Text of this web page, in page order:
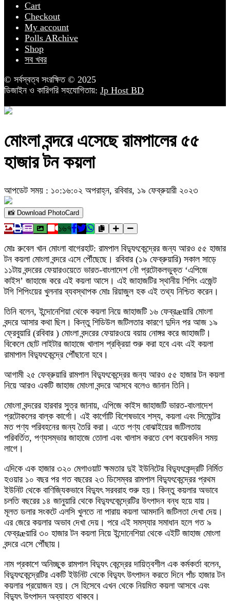
Cart
Checkout
My account
Polls ARchive
Shop
সব খবর
© সর্বস্বত্ব সংরক্ষিত © 2025
ডিজাইন ও কারিগরি সহযোগিতায়: Jp Host BD
মোংলা বন্দরে এসেছে রামপালের ৫৫
হাজার টন কয়লা
আপডেট সময় : ১০:১৬:০২ অপরাহ্ন, রবিবার, ১৯ ফেব্রুয়ারী ২০২৩
📸 Download PhotoCard
১৬৭
মোঃ রুবেল খান মোংলা বাগেরহাট: রামপাল বিদ্যুৎকেন্দ্রের জন্য আরও ৫৫ হাজার
টন কয়লা মোংলা বন্দরে এসে পৌঁছেছে। রবিবার (১৯ ফেব্রুয়ারি) সকাল সাড়ে
১১টায় বন্দরের ফেয়ারওয়েতে ভারত-বাংলাদেশ নৌ প্রটোকলভুক্ত ‘এপিজে
কাইস’ জাহাজে করে এই কয়লা আসে। এই জাহাজটির স্থানীয় শিপিং এজেন্ট
টগি শিপিংয়ের খুলনার ব্যবস্থাপক মোঃ রিয়াজুল হক এই তথ্য নিশ্চিত করেন।
তিনি বলেন, ইন্দোনেশিয়া থেকে কয়লা নিয়ে জাহাজটি ১৬ ফেব্রæয়ারি মোংলা
বন্দরে আসার কথা ছিল। কিন্তু শিডিউল জটিলতার কারণে দুদিন পর আজ ১৯
ফ্রেবুয়ারি (রবিবার ) মোংলা বন্দরের ফেয়ারওয়ে বয়ায় নোঙ্গর করে জাহাজটি।
বিকেলে ছোট লাইটার জাহাজে খালাস প্রক্রিয়া শুরু করা হবে এবং এই কয়লা
রামাপাল বিদ্যুৎকেন্দ্রে পৌঁছানো হবে।
আগামী ২৫ ফেব্রুয়ারি রামপাল বিদ্যুৎকেন্দ্রের জন্য আরও ৫৫ হাজার টন কয়লা
নিয়ে আরও একটি জাহাজ মোংলা বন্দরে আসবে বলেও জানান তিনি।
মোংলা বন্দরের হারবার সুত্র জানায়, এপিজে কাইস জাহাজটি ভারত-বাংলাদেশ
প্রটোকলের বাল্ক কার্গো। এই কার্গোটি বিশেষভাবে শস্য, কয়লা এবং সিমেন্টের
মত পণ্য পরিবহনের জন্য তৈরি করা। এতে পণ্য বোঝাইয়ের জটিলতায়
পরিবর্তিত, পণ্যসম্ভার জাহাজে তোলা এবং খালাস করতে বেশ কয়েকদিন সময়
লাগে।
এদিকে এক হাজার ৩২০ মেগাওয়াট ক্ষমতার দুই ইউনিটের বিদ্যুৎকেন্দ্রটি নির্মিত
হওয়ার ১০ বছর পর গত বছরের ২৩ ডিসেম্বর রামপাল বিদ্যুৎকেন্দ্রের প্রথম
ইউনিট থেকে বাণিজ্যিকভাবে বিদ্যুৎ সরবরাহ শুরু হয়। কিন্তু কয়লার অভাবে
চলতি বছরের ১৪ জানুয়ারি থেকে বিদ্যুৎকেন্দ্রেটির উৎপাদন বন্ধ হয়ে যায়।
মূলত ডলার সংকটে এলসি খুলতে না পারায় কয়লা আমদানি জটিলতা দেখা দেয়।
এর জেরে কয়লার অভাব দেখা দেয়। পরে এই সমস্যার সমাধান হলে গত ৯
ফেব্রæয়ারি ৩০ হাজার টন কয়লা নিয়ে ইন্দোনেশিয়া থেকে এইটি জাহাজ মোংলা
বন্দরে এসে পৌঁছায়।
নাম প্রকাশে অনিচ্ছুক রামপাল বিদ্যুৎ কেন্দ্রের দায়িত্বশীল এক কর্মকর্তা বলেন,
বিদ্যুৎকেন্দ্রেটির একটি ইউনিট থেকে বিদ্যুৎ উৎপাদন করতে দিনে পাঁচ হাজার টন
কয়লার প্রয়োজন হয়। সে হিসেবে এখন থেকে নিয়মিত কয়লা আসবে এবং
বিদ্যুৎ উৎপাদন অব্যাহত থাকবে।